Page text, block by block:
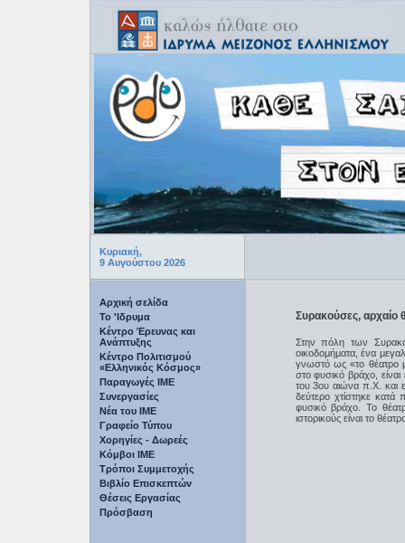
Κυριακή,
9 Αυγούστου 2026
Αρχική σελίδα
Το 'Ιδρυμα
Κέντρο Έρευνας και
Ανάπτυξης
Κέντρο Πολιτισμού
«Ελληνικός Κόσμος»
Παραγωγές IME
Συνεργασίες
Νέα του ΙΜΕ
Γραφείο Τύπου
Χορηγίες - Δωρεές
Κόμβοι ΙΜΕ
Τρόποι Συμμετοχής
Βιβλίο Επισκεπτών
Θέσεις Εργασίας
Πρόσβαση
Συρακούσες, αρχαίο
Στην πόλη των
οικοδομήματα, ένα
γνωστό ως «το θέατρο
στο φυσικό βράχο,
του 3ου αιώνα π.Χ. και
δεύτερο χτίστηκε
φυσικό βράχο. Το
ιστορικούς είναι το